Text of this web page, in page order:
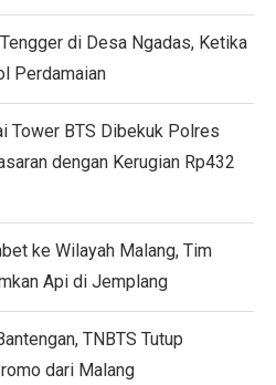
di Desa Ngadas, Ketika
Perdamaian
Tower BTS Dibekuk Polres
dengan Kerugian Rp432
ke Wilayah Malang, Tim
Api di Jemplang
TNBTS Tutup
dari Malang